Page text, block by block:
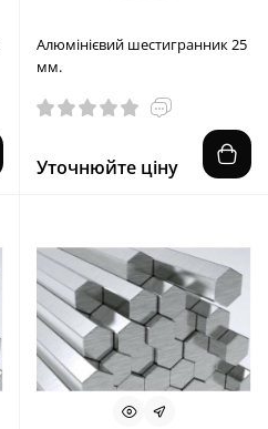
Алюмінієвий шестигранник 25
мм.
Уточнюйте ціну